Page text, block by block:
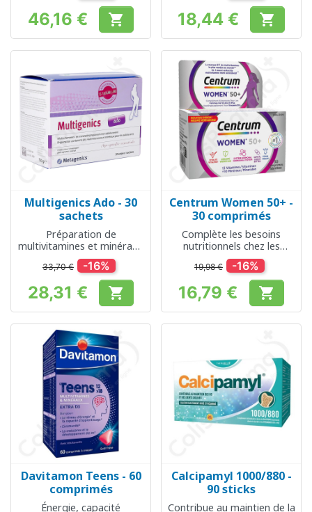
Prix
46,16 €  Prix
18,44 € 
Multigenics Ado - 30
sachets
Préparation de
multivitamines et minéraux
pour les adolescents
33,70 € -16%
Prix
28,31 € 
Centrum Women 50+ -
30 comprimés
Complète les besoins
nutritionnels chez les
femmes de plus de 50 ans
19,98 € -16%
Prix
16,79 € 
Davitamon Teens - 60
comprimés
Énergie, capacité
Calcipamyl 1000/880 -
90 sticks
Contribue au maintien de la